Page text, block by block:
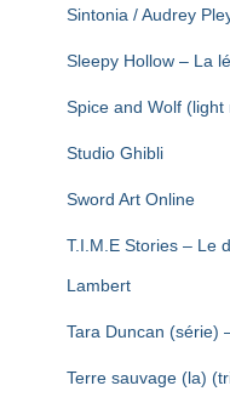
Sintonia / Audrey
Sleepy Hollow – La
Spice and Wolf (light
Studio Ghibli
Sword Art Online
T.I.M.E Stories – Le
Lambert
Tara Duncan (série)
Terre sauvage (la)